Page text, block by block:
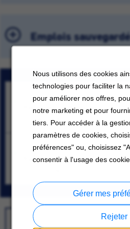
Nous utilisons des cookies
technologies pour faciliter la
pour améliorer nos offres,
notre marketing et pour
tiers. Pour accéder à la
paramètres de cookies,
préférences" ou, choisissez
consentir à l'usage des
Rejeter
Gérer mes
Emplois
Sr Assoc, NewEquip/Mod
Kanazawa, Ishikawa-ken
07/28/2026
空調設備の設計施工管理
Kanazawa, Ishikawa-ken